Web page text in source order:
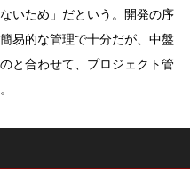
いため」だという。開発の序
易的な管理で十分だが、中盤
と合わせて、プロジェクト管